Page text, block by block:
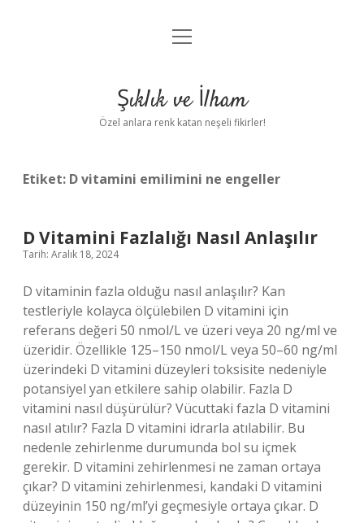
Anasayfa
Yasal Uyarı
menüyü
Şıklık ve İlham
Özel anlara renk katan neşeli fikirler!
Etiket: D vitamini emilimini ne engeller
D Vitamini Fazlalığı Nasıl Anlaşılır
Tarih: Aralık 18, 2024
D vitaminin fazla olduğu nasıl anlaşılır? Kan
testleriyle kolayca ölçülebilen D vitamini için
referans değeri 50 nmol/L ve üzeri veya 20 ng/ml ve
üzeridir. Özellikle 125–150 nmol/L veya 50–60 ng/ml
üzerindeki D vitamini düzeyleri toksisite nedeniyle
potansiyel yan etkilere sahip olabilir. Fazla D
vitamini nasıl düşürülür? Vücuttaki fazla D vitamini
nasıl atılır? Fazla D vitamini idrarla atılabilir. Bu
nedenle zehirlenme durumunda bol su içmek
gerekir. D vitamini zehirlenmesi ne zaman ortaya
çıkar? D vitamini zehirlenmesi, kandaki D vitamini
düzeyinin 150 ng/ml’yi geçmesiyle ortaya çıkar. D